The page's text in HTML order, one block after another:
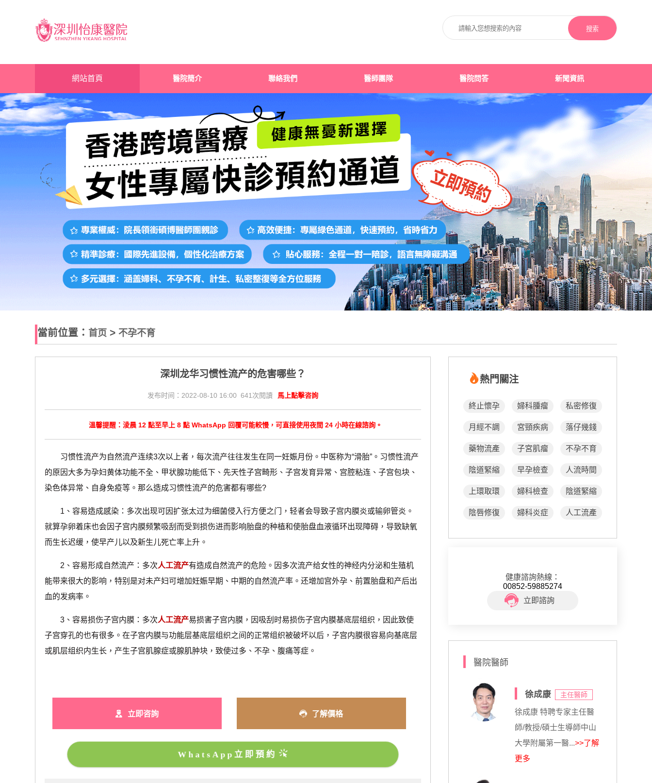
搜索
網站首頁 醫院簡介 聯絡我們 醫師團隊 醫院問答 新聞資訊
當前位置： 首页 > 不孕不育
深圳龙华习惯性流产的危害哪些？
发布时间：2022-08-10 16:00 641次閱讀 馬上點擊咨詢
溫馨提醒：淩晨 12 點至早上 8 點 WhatsApp 回覆可能較慢，可直接使用夜間 24 小時在線諮詢。
习惯性流产为自然流产连续3次以上者，每次流产往往发生在同一妊娠月份。中医称为“滑胎”。习惯性流产
的原因大多为孕妇黄体功能不全、甲状腺功能低下、先天性子宫畸形、子宫发育异常、宫腔粘连、子宫包块、
染色体异常、自身免疫等。那么造成习惯性流产的危害都有哪些?
1、容易造成感染：多次出现可因扩张太过为细菌侵入行方便之门，轻者会导致子宫内膜炎或输卵管炎。
就算孕卵着床也会因子宫内膜频繁吸刮而受到损伤进而影响胎盘的种植和使胎盘血液循环出现障碍，导致缺氧
而生长迟缓，使早产儿以及新生儿死亡率上升。
2、容易形成自然流产：多次人工流产有造成自然流产的危险。因多次流产给女性的神经内分泌和生殖机
能带来很大的影响，特别是对未产妇可增加妊娠早期、中期的自然流产率。还增加宫外孕、前置胎盘和产后出
血的发病率。
3、容易损伤子宫内膜：多次人工流产易损害子宫内膜，因吸刮时易损伤子宫内膜基底层组织，因此致使
子宫穿孔的也有很多。在子宫内膜与功能层基底层组织之间的正常组织被破坏以后，子宫内膜很容易向基底层
或肌层组织内生长，产生子宫肌腺症或腺肌肿块，致使过多、不孕、腹痛等症。
立即咨詢 了解價格
WhatsApp立即預約
熱門關注
終止懷孕 婦科腫瘤 私密修復
月經不調 宮頸疾病 落仔幾錢
藥物流產 子宮肌瘤 不孕不育
陰道緊縮 早孕檢查 人流時間
上環取環 婦科檢查 陰道緊縮
陰唇修復 婦科炎症 人工流產
健康諮詢熱線：
00852-59885274
立即諮詢
醫院醫師
徐成康 主任醫師
徐成康 特聘专家主任醫
師/教授/碩士生導師中山
大學附屬第一醫...>>了解
更多